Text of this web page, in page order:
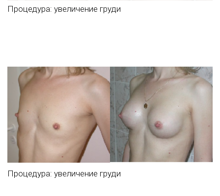
Процедура: увеличение груди
Процедура: увеличение груди